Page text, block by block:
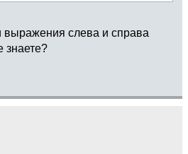
выражения слева и справа
знаете?